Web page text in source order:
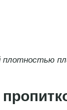
плотностью